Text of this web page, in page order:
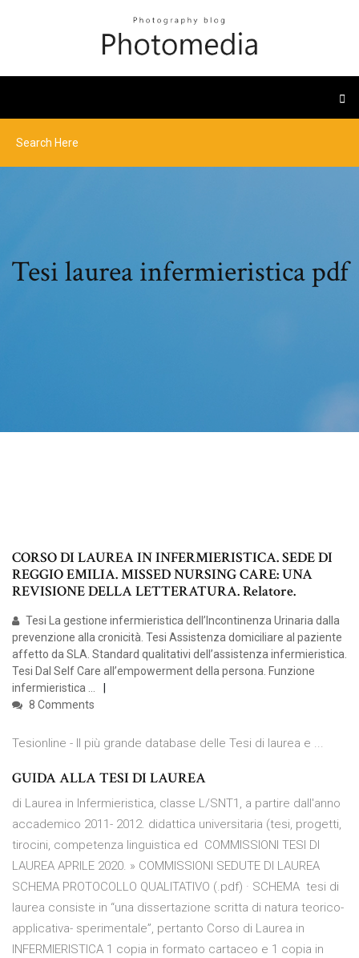
Tesi laurea infermieristica pdf
CORSO DI LAUREA IN INFERMIERISTICA. SEDE DI
REGGIO EMILIA. MISSED NURSING CARE: UNA
REVISIONE DELLA LETTERATURA. Relatore.
Tesi La gestione infermieristica dell’Incontinenza Urinaria dalla
prevenzione alla cronicità. Tesi Assistenza domiciliare al paziente
affetto da SLA. Standard qualitativi dell’assistenza infermieristica.
Tesi Dal Self Care all’empowerment della persona. Funzione
infermieristica …
8 Comments
Tesionline - Il più grande database delle Tesi di laurea e ...
GUIDA ALLA TESI DI LAUREA
di Laurea in Infermieristica, classe L/SNT1, a partire dall'anno
accademico 2011- 2012. didattica universitaria (tesi, progetti,
tirocini, competenza linguistica ed COMMISSIONI TESI DI
LAUREA APRILE 2020. » COMMISSIONI SEDUTE DI LAUREA
SCHEMA PROTOCOLLO QUALITATIVO (.pdf) · SCHEMA tesi di
laurea consiste in “una dissertazione scritta di natura teorico-
applicativa- sperimentale”, pertanto Corso di Laurea in
INFERMIERISTICA 1 copia in formato cartaceo e 1 copia in